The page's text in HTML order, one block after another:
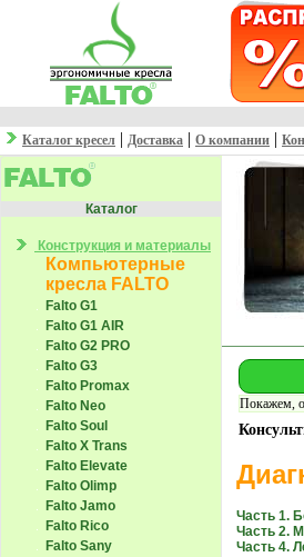
Каталог кресел | Доставка | О компании |
Каталог
Конструкция и материалы
Компьютерные
кресла FALTO
Falto G1
Falto G1 AIR
Falto G2 PRO
Falto G3
Falto Promax
Falto Neo
Falto Soul
Falto X Trans
Falto Elevate
Falto Olimp
Falto Jamo
Falto Rico
Falto Sany
Покажем,
Часть 1.
Часть 2.
Часть 4.